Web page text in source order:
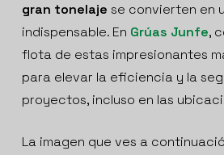
gran tonelaje se convierten en
indispensable. En Grúas Junfe,
flota de estas impresionantes
para elevar la eficiencia y la
proyectos, incluso en las
La imagen que ves a